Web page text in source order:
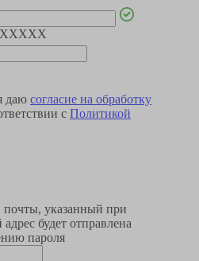
даю согласие на обработку
с Политикой
почты, указанный при
будет отправлена
пароля